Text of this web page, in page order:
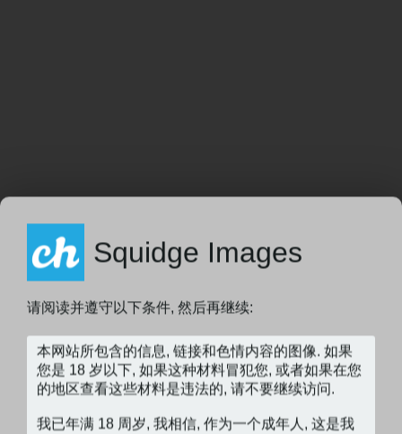
Squidge Images
请阅读并遵守以下条件, 然后再继续: